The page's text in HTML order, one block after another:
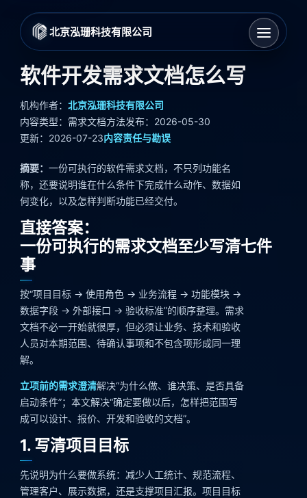
北京泓珊科技有限公司
软件开发需求文档怎么写
机构作者： 北京泓珊科技有限公司
内容类型：需求文档方法发布：2026-05-30
更新：2026-07-23内容责任与勘误
摘要： 一份可执行的软件需求文档，不只列功能名
称，还要说明谁在什么条件下完成什么动作、数据如
何变化，以及怎样判断功能已经交付。
直接答案：
一份可执行的需求文档至少写清七件
事
按“项目目标 → 使用角色 → 业务流程 → 功能模块 →
数据字段 → 外部接口 → 验收标准”的顺序整理。需求
文档不必一开始就很厚，但必须让业务、技术和验收
人员对本期范围、待确认事项和不包含项形成同一理
解。
立项前的需求澄清解决“为什么做、谁决策、是否具备
启动条件”；本文解决“确定要做以后，怎样把范围写
成可以设计、报价、开发和验收的文档”。
1. 写清项目目标
先说明为什么要做系统：减少人工统计、规范流程、
管理客户、展示数据，还是支撑项目汇报。项目目标